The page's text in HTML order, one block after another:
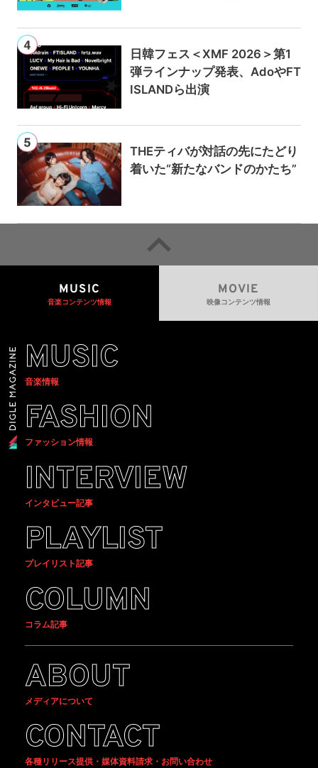
ブ配信
日韓フェス＜XMF 2026＞第1
弾ラインナップ発表、AdoやFT
ISLANDら出演
THEティバが対話の先にたどり
着いた“新たなバンドのかたち”
MUSIC
音楽コンテンツ情報
MOVIE
映像コンテンツ情報
MUSIC
音楽情報
FASHION
ファッション情報
INTERVIEW
インタビュー記事
PLAYLIST
プレイリスト記事
COLUMN
コラム記事
ABOUT
メディアについて
CONTACT
各種リリース提供・媒体資料請求・お問い合わせ